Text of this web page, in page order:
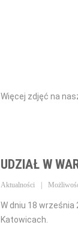
Więcej zdjęć na
UDZIAŁ W
Aktualności
W dniu 18 września
Katowicach.